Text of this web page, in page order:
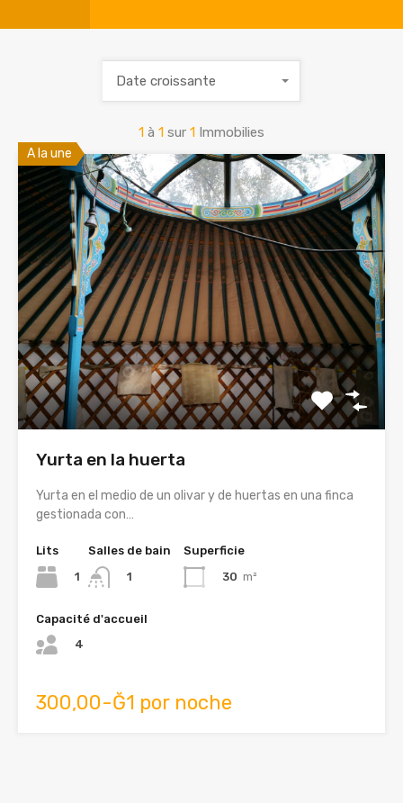
1 à 1 sur 1 Immobilies
Date croissante
A la une
Yurta en la huerta
Yurta en el medio de un olivar y de huertas en una finca
gestionada con…
Lits
1
Salles de bain
1
Superficie
30 m²
Capacité d'accueil
4
300,00-Ğ1 por noche